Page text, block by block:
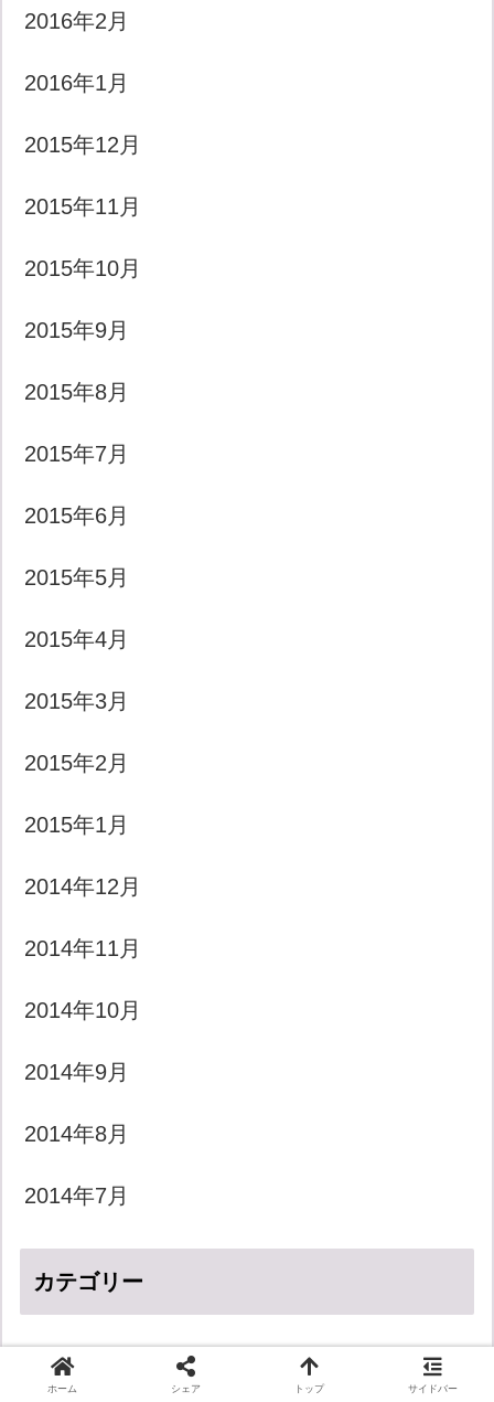
2016年2月
2016年1月
2015年12月
2015年11月
2015年10月
2015年9月
2015年8月
2015年7月
2015年6月
2015年5月
2015年4月
2015年3月
2015年2月
2015年1月
2014年12月
2014年11月
2014年10月
2014年9月
2014年8月
2014年7月
カテゴリー
LGBT
ホーム シェア トップ サイドバー